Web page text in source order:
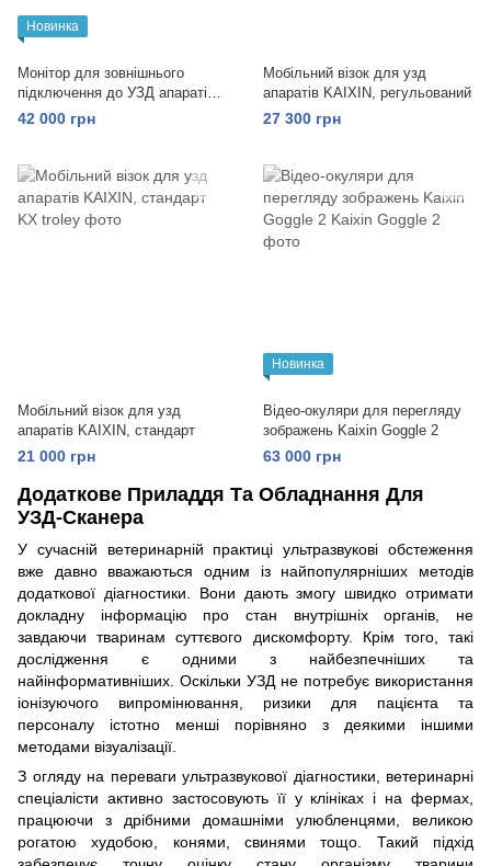
Новинка
Монітор для зовнішнього
підключення до УЗД апаратів
Kaixin
42 000 грн
Мобільний візок для узд
апаратів KAIXIN, регульований
27 300 грн
Мобільний візок для узд
апаратів KAIXIN, стандарт
21 000 грн
Новинка
Відео-окуляри для перегляду
зображень Kaixin Goggle 2
63 000 грн
Додаткове Приладдя Та Обладнання Для
УЗД-Сканера
У сучасній ветеринарній практиці ультразвукові обстеження
вже давно вважаються одним із найпопулярніших методів
додаткової діагностики. Вони дають змогу швидко отримати
докладну інформацію про стан внутрішніх органів, не
завдаючи тваринам суттєвого дискомфорту. Крім того, такі
дослідження є одними з найбезпечніших та
найінформативніших. Оскільки УЗД не потребує використання
іонізуючого випромінювання, ризики для пацієнта та
персоналу істотно менші порівняно з деякими іншими
методами візуалізації.
З огляду на переваги ультразвукової діагностики, ветеринарні
спеціалісти активно застосовують її у клініках і на фермах,
працюючи з дрібними домашніми улюбленцями, великою
рогатою худобою, конями, свинями тощо. Такий підхід